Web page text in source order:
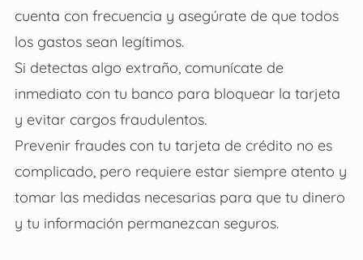
cuenta con frecuencia y asegúrate de que todos
los gastos sean legítimos.
Si detectas algo extraño, comunícate de
inmediato con tu banco para bloquear la tarjeta
y evitar cargos fraudulentos.
Prevenir fraudes con tu tarjeta de crédito no es
complicado, pero requiere estar siempre atento y
tomar las medidas necesarias para que tu dinero
y tu información permanezcan seguros.